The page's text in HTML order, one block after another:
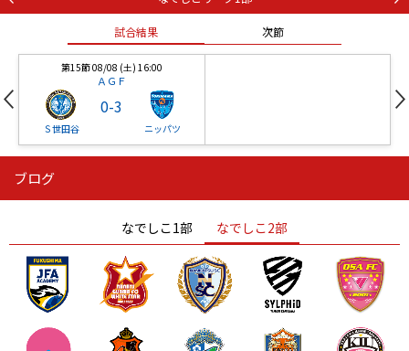
試合結果 次節
第15節 08/08 (土) 16:00
ＡＧＦ
Ｓ世田谷
0-3
ニッパツ
ニッパツ
ニッパツ 名古屋
石人の星
静岡 愛媛Ｌ
ブログ
なでしこ1部 なでしこ2部